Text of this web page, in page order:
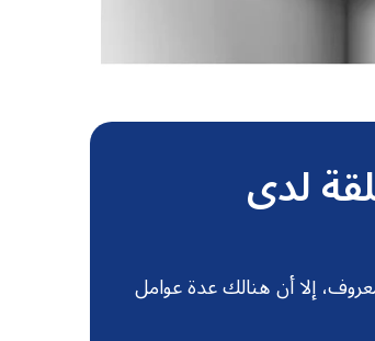
لدى
إلا أن هنالك عدة عوامل